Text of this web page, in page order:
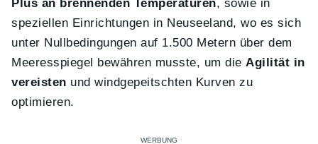
Plus an brennenden Temperaturen, sowie in
speziellen Einrichtungen in Neuseeland, wo es sich
unter Nullbedingungen auf 1.500 Metern über dem
Meeresspiegel bewähren musste, um dieAgilität in
vereisten und windgepeitschten Kurven zu
optimieren.